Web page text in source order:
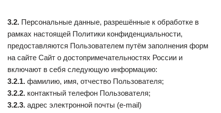
3.2. Персональные данные, разрешённые к обработке в
рамках настоящей Политики конфиденциальности,
предоставляются Пользователем путём заполнения форм
на сайте Сайт о достопримечательностях России и
включают в себя следующую информацию:
3.2.1. фамилию, имя, отчество Пользователя;
3.2.2. контактный телефон Пользователя;
3.2.3. адрес электронной почты (e-mail)